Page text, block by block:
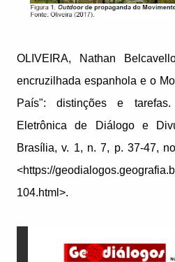
OLIVEIRA, Nathan
encruzilhada espanhola e o
País": distinções e tarefas.
Eletrônica de Diálogo e
Brasília, v. 1, n. 7, p. 37-47,
<https://
104.html>.